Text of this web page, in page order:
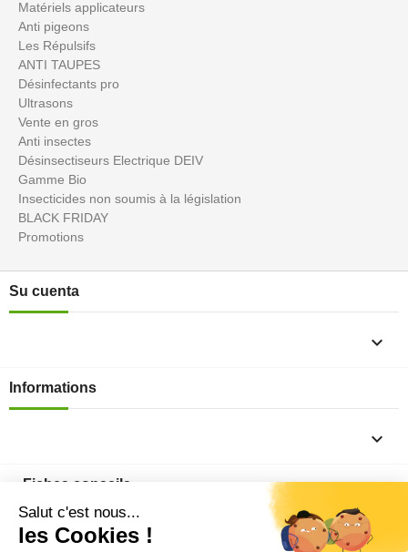
Matériels applicateurs
Anti pigeons
Les Répulsifs
ANTI TAUPES
Désinfectants pro
Ultrasons
Vente en gros
Anti insectes
Désinsectiseurs Electrique DEIV
Gamme Bio
Insecticides non soumis à la législation
BLACK FRIDAY
Promotions
Su cuenta

Informations

Fiches conseils
